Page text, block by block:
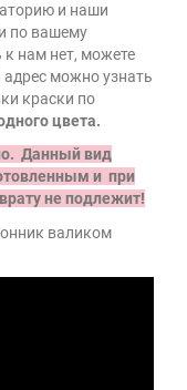
и наши
по вашему
нам нет, можете
адрес можно узнать
краски по
цвета.
Данный вид
и при
не подлежит!
валиком